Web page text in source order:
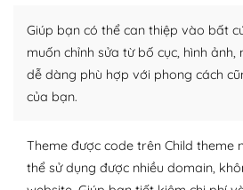
Nhờ lượng người dùng đông đảo,
plugin của WordPress rất phong
thích chọn lựa plugin và themes
lập website của mình.
– Dễ sử dụng
Giúp bạn có thể can thiệp vào bất
muốn chỉnh sửa từ bố cục, hình ảnh,
dễ dàng phù hợp với phong cách
của bạn.
Theme được code trên Child theme
thể sử dụng được nhiều domain,